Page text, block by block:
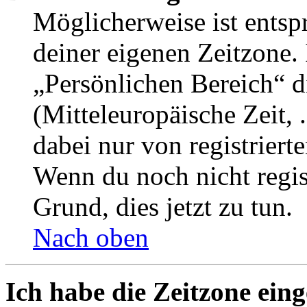
Möglicherweise ist
deiner eigenen
„Persönlichen Bereich“
(Mitteleuropäische Zeit,
dabei nur von
Wenn du noch nicht
Grund, dies jetzt zu tun.
Nach oben
Ich habe die Zeitzone